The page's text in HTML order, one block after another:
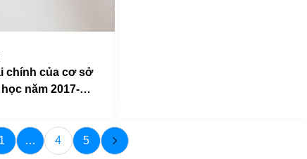
chính của cơ sở
năm 2017-
1 … 4 5